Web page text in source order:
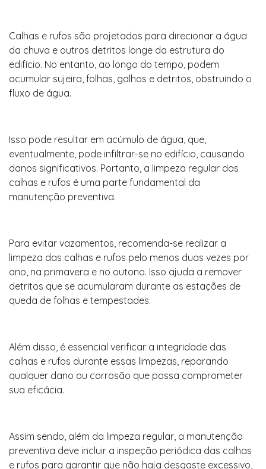
Calhas e rufos são projetados para direcionar a água
da chuva e outros detritos longe da estrutura do
edifício. No entanto, ao longo do tempo, podem
acumular sujeira, folhas, galhos e detritos, obstruindo o
fluxo de água.
Isso pode resultar em acúmulo de água, que,
eventualmente, pode infiltrar-se no edifício, causando
danos significativos. Portanto, a limpeza regular das
calhas e rufos é uma parte fundamental da
manutenção preventiva.
Para evitar vazamentos, recomenda-se realizar a
limpeza das calhas e rufos pelo menos duas vezes por
ano, na primavera e no outono. Isso ajuda a remover
detritos que se acumularam durante as estações de
queda de folhas e tempestades.
Além disso, é essencial verificar a integridade das
calhas e rufos durante essas limpezas, reparando
qualquer dano ou corrosão que possa comprometer
sua eficácia.
Assim sendo, além da limpeza regular, a manutenção
preventiva deve incluir a inspeção periódica das calhas
e rufos para garantir que não haja desgaste excessivo,